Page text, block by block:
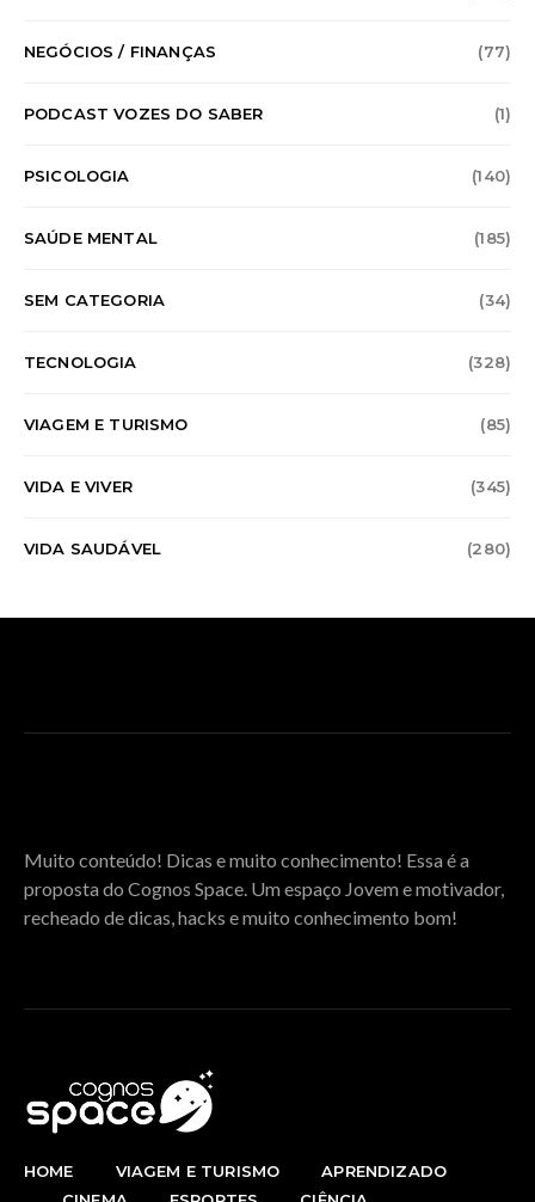
NEGÓCIOS / FINANÇAS (77)
PODCAST VOZES DO SABER (1)
PSICOLOGIA (140)
SAÚDE MENTAL (185)
SEM CATEGORIA (34)
TECNOLOGIA (328)
VIAGEM E TURISMO (85)
VIDA E VIVER (345)
VIDA SAUDÁVEL (280)
Muito conteúdo! Dicas e muito conhecimento! Essa é a
proposta do Cognos Space. Um espaço Jovem e motivador,
recheado de dicas, hacks e muito conhecimento bom!
HOME VIAGEM E TURISMO
APRENDIZADO